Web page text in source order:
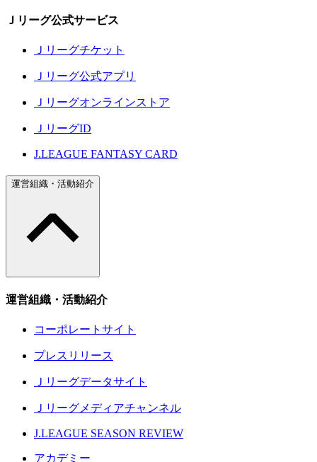
Ｊリーグ公式サービス
Ｊリーグチケット
Ｊリーグ公式アプリ
Ｊリーグオンラインストア
ＪリーグID
J.LEAGUE FANTASY CARD
運営組織・活動紹介
運営組織・活動紹介
コーポレートサイト
プレスリリース
Ｊリーグデータサイト
Ｊリーグメディアチャンネル
J.LEAGUE SEASON REVIEW
アカデミー